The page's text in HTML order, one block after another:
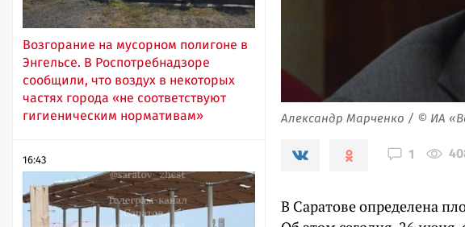
Возгорание на мусорном полигоне в
Энгельсе. В Роспотребнадзоре
сообщили, что воздух в некоторых
частях города «не соответствуют
гигиеническим нормативам»
16:43
Александр Марченко / © ИА
1
В Саратове определена